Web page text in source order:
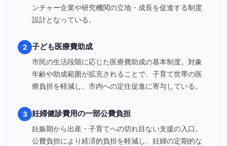
ンチャー企業や研究機関の立地・成長を促進する制度
設計となっている。
2 子ども医療費助成
市民の生活段階に応じた医療費助成の基本制度。対象
年齢や助成範囲が拡充されることで、子育て世帯の医
療負担を軽減し、市内への定住促進に寄与している。
3 妊婦健診費用の一部公費負担
妊娠期から出産・子育てへの切れ目ない支援の入口。
公費負担により経済的負担を軽減し、妊婦の定期的な